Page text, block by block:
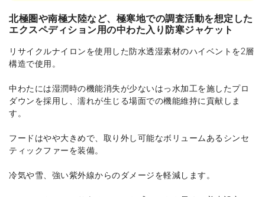
北極圏や南極大陸など、極寒地での調査活動を想定した
エクスペディション用の中わた入り防寒ジャケット
リサイクルナイロンを使用した防水透湿素材のハイベントを2層
構造で使用。
中わたには湿潤時の機能消失が少ないはっ水加工を施したプロ
ダウンを採用し、濡れが生じる場面での機能維持に貢献しま
す。
フードはやや大きめで、取り外し可能なボリュームあるシンセ
ティックファーを装備。
冷気や雪、強い紫外線からのダメージを軽減します。